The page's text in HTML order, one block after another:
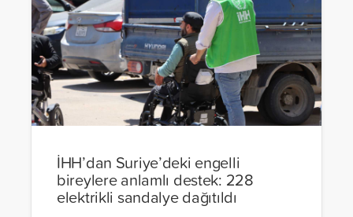
İHH’dan Suriye’deki engelli
bireylere anlamlı destek: 228
elektrikli sandalye dağıtıldı